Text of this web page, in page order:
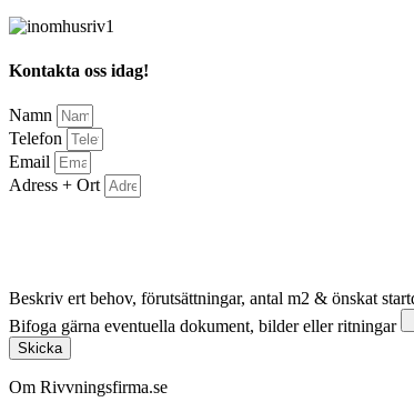
Kontakta oss idag!
Namn
Telefon
Email
Adress + Ort
Beskriv ert behov, förutsättningar, antal m2 & önskat
Bifoga gärna eventuella dokument, bilder eller ritningar
Skicka
Om Rivvningsfirma.se